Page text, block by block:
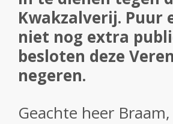
Kwakzalverij. Puur
niet nog extra
besloten deze
negeren.
Geachte heer Braam,